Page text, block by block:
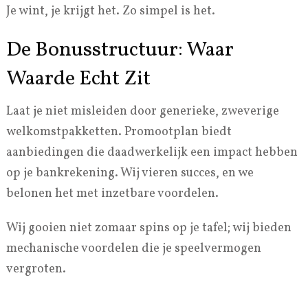
Je wint, je krijgt het. Zo simpel is het.
De Bonusstructuur: Waar
Waarde Echt Zit
Laat je niet misleiden door generieke, zweverige
welkomstpakketten. Promootplan biedt
aanbiedingen die daadwerkelijk een impact hebben
op je bankrekening. Wij vieren succes, en we
belonen het met inzetbare voordelen.
Wij gooien niet zomaar spins op je tafel; wij bieden
mechanische voordelen die je speelvermogen
vergroten.